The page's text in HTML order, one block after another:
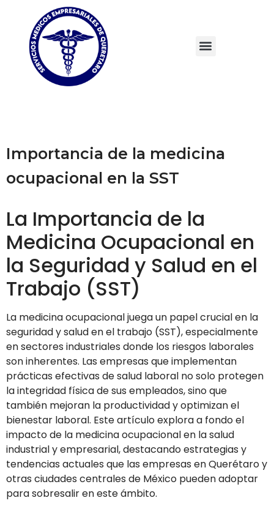
Importancia de la medicina
ocupacional en la SST
La Importancia de la
Medicina Ocupacional en
la Seguridad y Salud en el
Trabajo (SST)
La medicina ocupacional juega un papel crucial en la
seguridad y salud en el trabajo (SST), especialmente
en sectores industriales donde los riesgos laborales
son inherentes. Las empresas que implementan
prácticas efectivas de salud laboral no solo protegen
la integridad física de sus empleados, sino que
también mejoran la productividad y optimizan el
bienestar laboral. Este artículo explora a fondo el
impacto de la medicina ocupacional en la salud
industrial y empresarial, destacando estrategias y
tendencias actuales que las empresas en Querétaro y
otras ciudades centrales de México pueden adoptar
para sobresalir en este ámbito.